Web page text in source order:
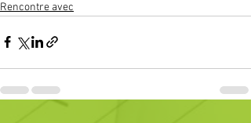
Rencontre avec